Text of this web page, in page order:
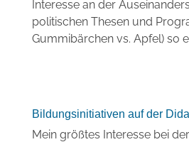
Interesse an der
politischen Thesen und
Gummibärchen vs. Apfel) so
Bildungsinitiativen auf der
Mein größtes Interesse bei